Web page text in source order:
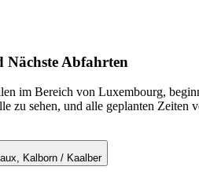
Nächste Abfahrten
im Bereich von Luxembourg,
zu sehen, und alle geplanten
Kalborn / Kaalber